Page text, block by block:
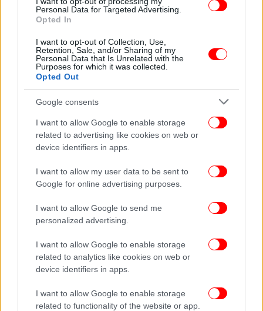
Personal Data for Targeted Advertising.
Opted In
I want to opt-out of Collection, Use,
Retention, Sale, and/or Sharing of my
Personal Data that Is Unrelated with the
Purposes for which it was collected.
Opted Out
Google consents
I want to allow Google to enable storage
related to advertising like cookies on web or
device identifiers in apps.
I want to allow my user data to be sent to
Google for online advertising purposes.
I want to allow Google to send me
personalized advertising.
I want to allow Google to enable storage
related to analytics like cookies on web or
device identifiers in apps.
I want to allow Google to enable storage
related to functionality of the website or app.
εξέτασαν υλικό από κάμερες ασφαλείας του
ξενοδοχείου «CasaSur Palermo», όπου διέμενε.